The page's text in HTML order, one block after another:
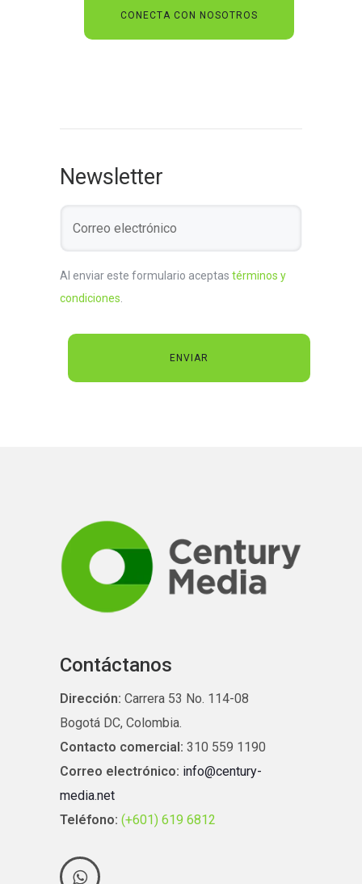
Newsletter
Al enviar este formulario aceptas términos y
condiciones
Contáctanos
Dirección: Carrera 53 No. 114-08
Bogotá DC, Colombia.
Contacto comercial: 310 559 1190
Correo electrónico: info@century-
media.net
Teléfono: (+601) 619 6812